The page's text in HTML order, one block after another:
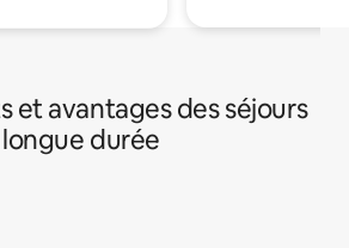
et avantages des séjours
longue durée